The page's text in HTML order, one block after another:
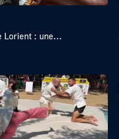
Lorient : une...